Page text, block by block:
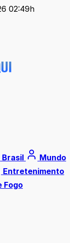
02:49h
Brasil
Mundo
Entretenimento
Fogo